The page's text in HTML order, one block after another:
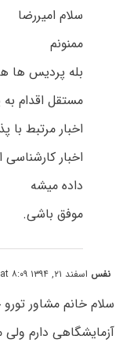
سلام امیررضا
ممنونم
بله پردیس ها
مستقل اقدام
اخبار مرتبط
اخبار
داده میشه
موفق باشی.
نفس اسفند ۲۱, ۱۳۹۴ at ۸:۰۹ ق٫ظ
سلام خانم مشاور
آزمایشگاهی دارم